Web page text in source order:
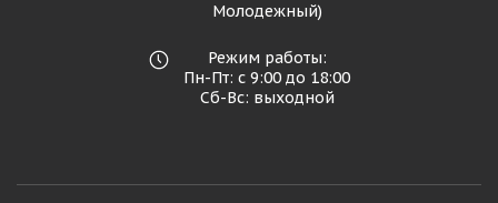
Молодежный)
Режим работы:
Пн-Пт: с 9:00 до 18:00
Сб-Вс: выходной